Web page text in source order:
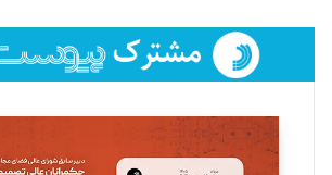
فائزه فتحی رستمی
تحریریه